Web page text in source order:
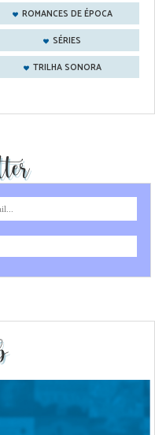
ROMANCES DE ÉPOCA
SÉRIES
TRILHA SONORA